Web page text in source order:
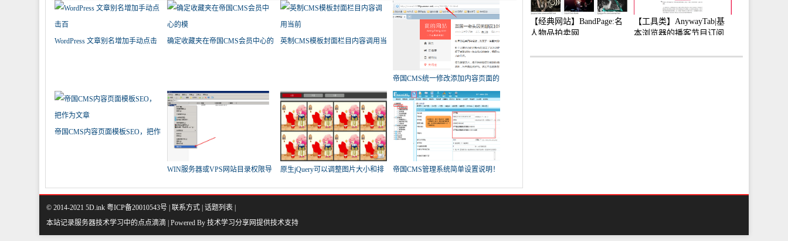
WordPress 文章别名增加手动点击
确定收藏夹在帝国CMS会员中心的
英制CMS模板封面栏目内容调用当
帝国CMS统一修改添加内容页面的
存
帝国CMS内容页面模板SEO，把作
WIN服务器或VPS网站目录权限导
致帝
原生jQuery可以调整图片大小和排
列
帝国CMS管理系统简单设置说明！
【经典网站】BandPage:名
人物品拍卖网
【工具类】AnywayTab|基
本浏览器的播客节目订阅
© 2014-2021 5D.ink 粤ICP备20010543号 联系方式 话题列表
本站记录服务器技术学习中的点点滴滴 | Powered By 技术学习分享网提供技术支持